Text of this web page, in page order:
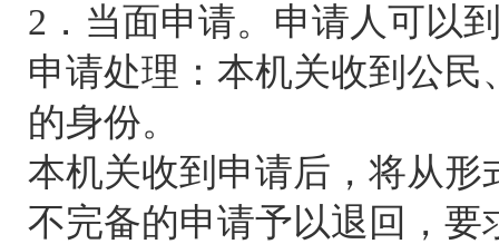
2．当面申请。申请人可以
申请处理：本机关收到公
的身份。
本机关收到申请后，将从
不完备的申请予以退回，要